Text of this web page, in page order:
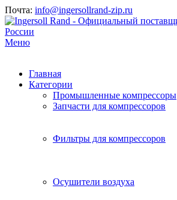
Почта: info@ingersollrand-zip.ru
Меню
Главная
Категории
Промышленные компрессоры
Запчасти для компрессоров
Фильтры для компрессоров
Осушители воздуха